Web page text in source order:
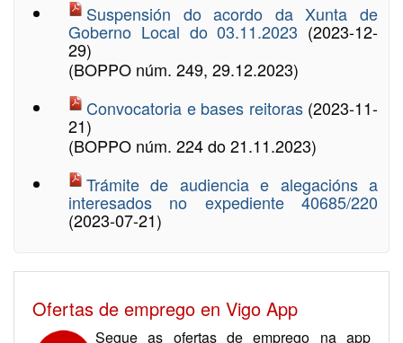
Suspensión do acordo da Xunta de
Goberno Local do 03.11.2023 (2023-12-
29)
(BOPPO núm. 249, 29.12.2023)
Convocatoria e bases reitoras (2023-11-
21)
(BOPPO núm. 224 do 21.11.2023)
Trámite de audiencia e alegacións a
interesados no expediente 40685/220
(2023-07-21)
Ofertas de emprego en Vigo App
Segue as ofertas de emprego na app